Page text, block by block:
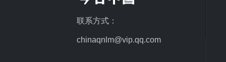
联系方式：
chinaqnlm@vip.qq.com